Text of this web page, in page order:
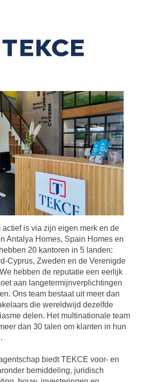
is via zijn eigen merk en de
Antalya Homes, Spain Homes en
20 kantoren in 5 landen:
Cyprus, Zweden en de Verenigde
hebben de reputatie een eerlijk
aan langetermijnverplichtingen
Ons team bestaat uit meer dan
die wereldwijd dezelfde
delen. Het multinationale team
dan 30 talen om klanten in hun
biedt TEKCE voor- en
bemiddeling, juridisch